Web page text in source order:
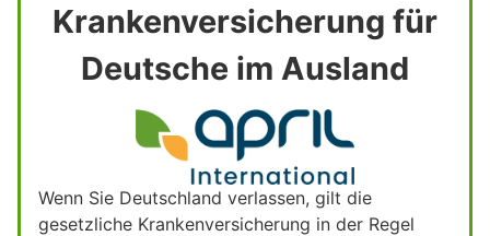
Krankenversicherung für
Deutsche im Ausland
Wenn Sie Deutschland verlassen, gilt die
gesetzliche Krankenversicherung in der Regel